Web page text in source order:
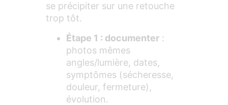
se précipiter sur une retouche
trop tôt.
Étape 1 : documenter :
photos mêmes
angles/lumière, dates,
symptômes (sécheresse,
douleur, fermeture),
évolution.